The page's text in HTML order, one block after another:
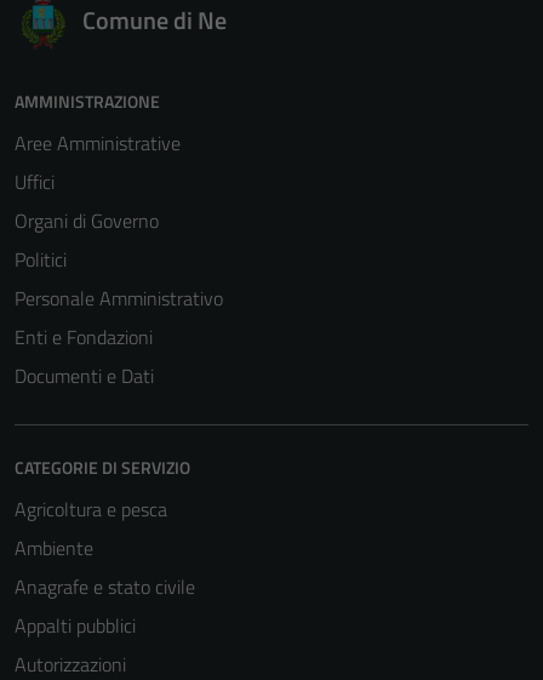
Comune di Ne
AMMINISTRAZIONE
Aree Amministrative
Uffici
Organi di Governo
Politici
Personale Amministrativo
Enti e Fondazioni
Documenti e Dati
CATEGORIE DI SERVIZIO
Agricoltura e pesca
Ambiente
Anagrafe e stato civile
Appalti pubblici
Autorizzazioni